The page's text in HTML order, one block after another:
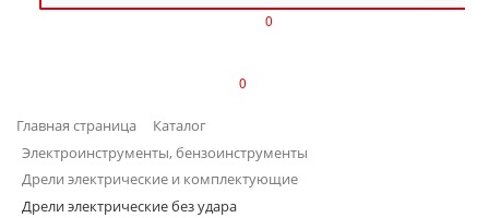
ИНТЕРЬЕР
КАНЦТОВАРЫ
0
0
Главная страница
Каталог
Электроинструменты, бензоинструменты
Дрели электрические и комплектующие
Дрели электрические без удара